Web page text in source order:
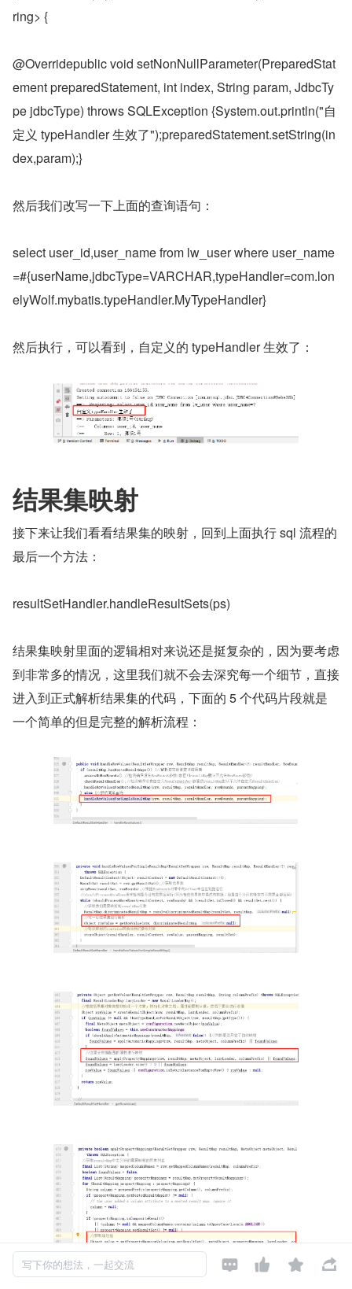
ring> {
@Overridepublic void setNonNullParameter(PreparedStat
ement preparedStatement, int index, String param, JdbcTy
pe jdbcType) throws SQLException {System.out.println("自
定义 typeHandler 生效了");preparedStatement.setString(in
dex,param);}
然后我们改写一下上面的查询语句：
select user_id,user_name from lw_user where user_name
=#{userName,jdbcType=VARCHAR,typeHandler=com.lon
elyWolf.mybatis.typeHandler.MyTypeHandler}
然后执行，可以看到，自定义的 typeHandler 生效了：
结果集映射
接下来让我们看看结果集的映射，回到上面执行 sql 流程的
最后一个方法：
resultSetHandler.handleResultSets(ps)
结果集映射里面的逻辑相对来说还是挺复杂的，因为要考虑
到非常多的情况，这里我们就不会去深究每一个细节，直接
进入到正式解析结果集的代码，下面的 5 个代码片段就是
一个简单的但是完整的解析流程：
写下你的想法，一起交流    